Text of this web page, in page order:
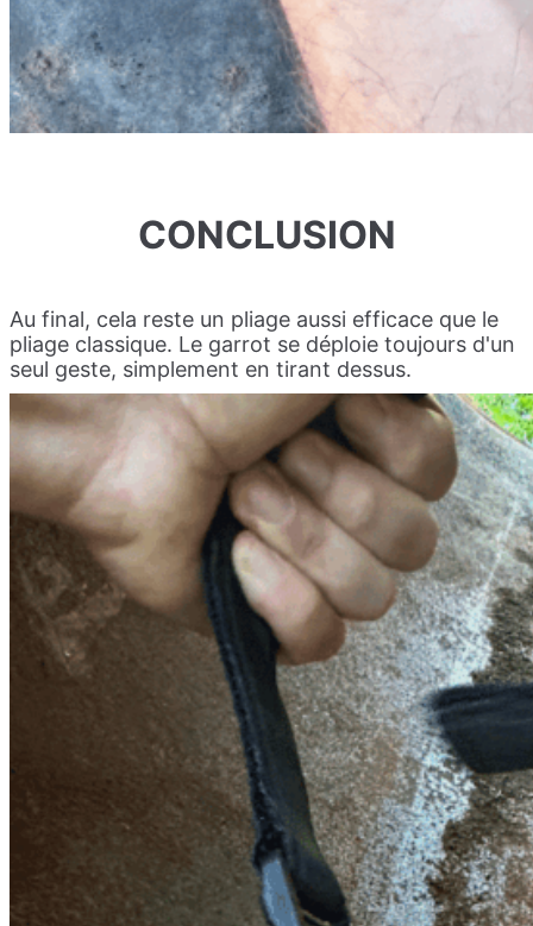
CONCLUSION
Au final, cela reste un pliage aussi efficace que le
pliage classique. Le garrot se déploie toujours d'un
seul geste, simplement en tirant dessus.